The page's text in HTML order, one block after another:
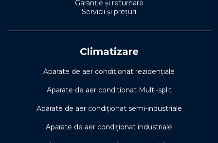
Garanție și returnare
Servicii și prețuri
Climatizare
Aparate de aer condiționat rezidențiale
Aparate de aer conditionat Multi-split
Aparate de aer condiționat semi-industriale
Aparate de aer condiționat industriale